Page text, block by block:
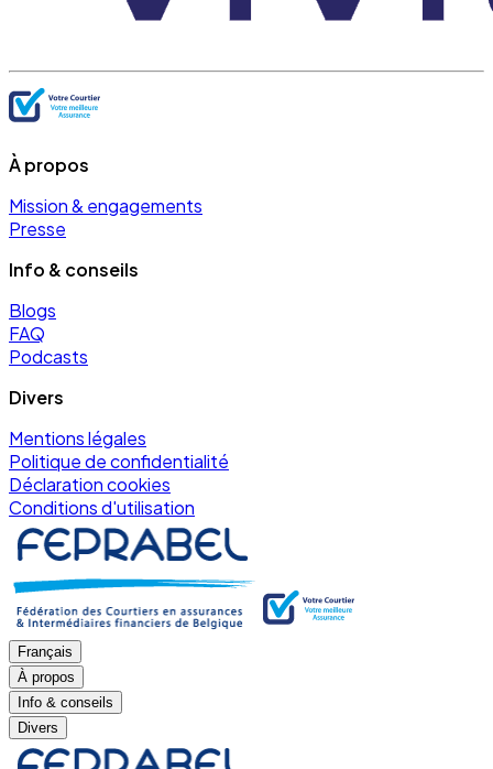
À propos
Mission & engagements
Presse
Info & conseils
Blogs
FAQ
Podcasts
Divers
Mentions légales
Politique de confidentialité
Déclaration cookies
Conditions d'utilisation
Français
À propos
Info & conseils
Divers